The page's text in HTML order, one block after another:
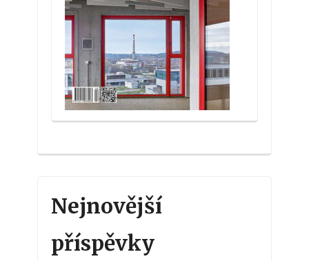
Nejnovější
příspěvky